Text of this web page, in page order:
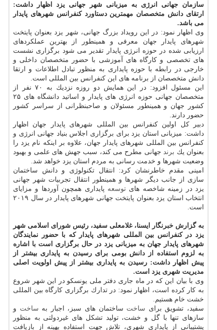
سازمان جهانی انرژی به میزبانی شهر جهانی یزد اظهار داشت:
ارتقای دانش متخصصان مهمترین دستاورد كنفرانس شهرهای پایدار
می باشد.
وی اظهار نمود: در این رویداد بزرگ جهانی، شهر یزد بعنوان پایتخت
شهرهای پایدار جهان معرفی و همینطور از بهترین عملكردهای
ارزیابی شده در حوزه انرژی پایدار تقدیر می شود برگزاری نشست
های تخصصی و كارگاه های آموزشی با حضور متخصصان داخلی و
خارجی در رابطه با حوزه پایداری به منظور تبادل اطلاعات و ارتقا
دانش متخصصان از برنامه های این كنفرانس بین المللی است.
این مسئول افزود: در این همایش دو روزه نزدیك به ۷۰ نفر از
متخصصان جهانی حوزه انرژی های پایدار و اساتید دانشگاه های ۲۵
كشور جهان و همینطور مسئولان و صاحبنظرانی از سراسر كشور
حضور دارند.
دبیر كل اولین كنفرانس بین المللی شهرهای پایدار جهان اظهار
داشت: میزبانی استان یزد برای برگزاری اجلاس بنیاد جهانی انرژی و
كنفرانس بین المللی شهرهای پایدار جهان، علاوه بر اینكه نام یزد را
بعنوان یك برند جهانی مطرح می كند، سبب جهش های علمی و بهبود
وضعیت شهرها و خدمت رسانی به مردم استان یزد خواهد شد.
امینی مقدم خاطرنشان كرد: انتقال تكنولوژی و دانش ساختمان
سازی از جانب دیگر شهرها و همینطور انتقال تجربیات شهر جهانی
یزد در زمینه شاخصه های توسعه پایداری همچون آوردها و مزایای
انتخاب استان یزد بعنوان پایتخت جهانی شهرهای پایدار در سال ۲۰۱۹
است.
به گزارش خبرنگار ایسنا، غلامعلی سفید، رئیس شورای اسلامی شهر
یزد در كنفرانس بین المللی شهرهای پایدار كه با حضور نمایندگان
شهرهای پایدار جهان به میزبانی یزد در حال برگزاری است با اشاره
به لزوم استفاده از دانش بومی برای رسیدن به پایداری بیشتر از
پیش اظهار داشت: رسیدن به پایداری بیشتر از پیش اولویت اصلی
مدیریت شهری یزد است.
وی با بیان این كه در ماه جاری دفتر ملی یونسكو در این شهر شروع
به كار كرده است، اظهار نمود: در تدارك برگزاری كارگاه بین المللی
خشت خام هستیم.
سفید، تشویق برای ساخت ساختمان های سبز، اجبار به ساخت و
سازهای تنها با گل و خشت، تولید تشكل های غیردولتی به منظور
پشتیبانی از پایداری شهری، تلاش جهت استفاده بهینه از بازیافت